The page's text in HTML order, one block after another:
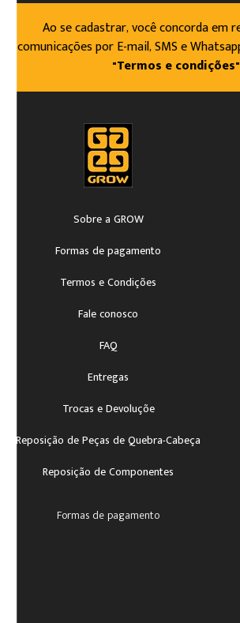
Ao se cadastrar, você concorda em
comunicações por E-mail, SMS e
"Termos e condições"
Sobre a GROW
Formas de pagamento
Termos e Condições
Fale conosco
FAQ
Entregas
Trocas e Devoluçõe
Reposição de Peças de Quebra-Cabeça
Reposição de Componentes
Formas de pagamento